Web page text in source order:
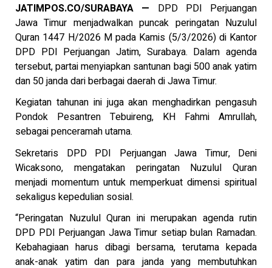
JATIMPOS.CO/SURABAYA — DPD PDI Perjuangan
Jawa Timur menjadwalkan puncak peringatan Nuzulul
Quran 1447 H/2026 M pada Kamis (5/3/2026) di Kantor
DPD PDI Perjuangan Jatim, Surabaya. Dalam agenda
tersebut, partai menyiapkan santunan bagi 500 anak yatim
dan 50 janda dari berbagai daerah di Jawa Timur.
Kegiatan tahunan ini juga akan menghadirkan pengasuh
Pondok Pesantren Tebuireng, KH Fahmi Amrullah,
sebagai penceramah utama.
Sekretaris DPD PDI Perjuangan Jawa Timur, Deni
Wicaksono, mengatakan peringatan Nuzulul Quran
menjadi momentum untuk memperkuat dimensi spiritual
sekaligus kepedulian sosial.
“Peringatan Nuzulul Quran ini merupakan agenda rutin
DPD PDI Perjuangan Jawa Timur setiap bulan Ramadan.
Kebahagiaan harus dibagi bersama, terutama kepada
anak-anak yatim dan para janda yang membutuhkan